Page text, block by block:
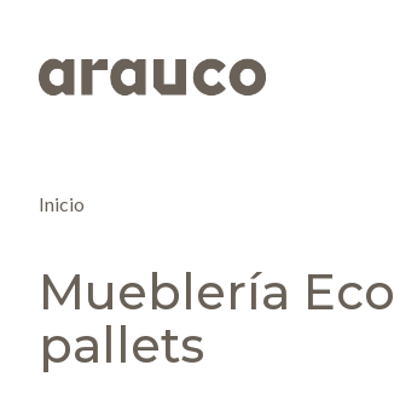
Inicio
Mueblería
pallets